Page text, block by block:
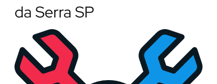
da Serra SP